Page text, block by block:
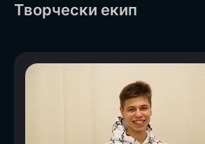
Творчески екип